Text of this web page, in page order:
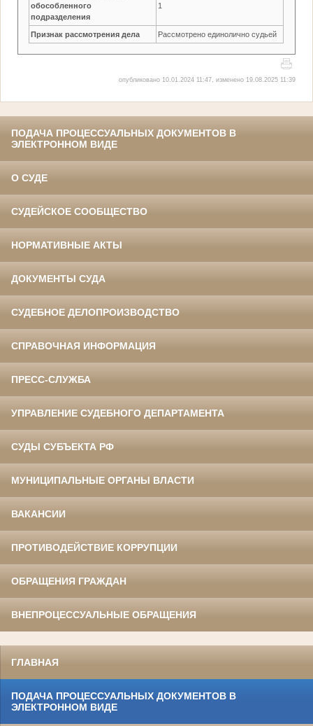
обособленного
подразделения
1
Признак рассмотрения дела Рассмотрено единолично судьей
опубликовано 10.01.2024 11:47, изменено 19.08.2025 11:39
ПОДАЧА ПРОЦЕССУАЛЬНЫХ ДОКУМЕНТОВ В
ЭЛЕКТРОННОМ ВИДЕ
О СУДЕ
СУДЕЙСКОЕ СООБЩЕСТВО
НОРМАТИВНЫЕ АКТЫ
ДОКУМЕНТЫ СУДА
СУДЕБНОЕ ДЕЛОПРОИЗВОДСТВО
СПРАВОЧНАЯ ИНФОРМАЦИЯ
ПРЕСС-СЛУЖБА
УПРАВЛЕНИЕ СУДЕБНОГО ДЕПАРТАМЕНТА
СУДЫ СУБЪЕКТА РФ
МУНИЦИПАЛЬНЫЕ ОРГАНЫ ВЛАСТИ
ВАКАНСИИ
ПРОТИВОДЕЙСТВИЕ КОРРУПЦИИ
ОБРАЩЕНИЯ ГРАЖДАН
ВНЕПРОЦЕССУАЛЬНЫЕ ОБРАЩЕНИЯ
ГЛАВНАЯ
ПОДАЧА ПРОЦЕССУАЛЬНЫХ ДОКУМЕНТОВ В
ЭЛЕКТРОННОМ ВИДЕ